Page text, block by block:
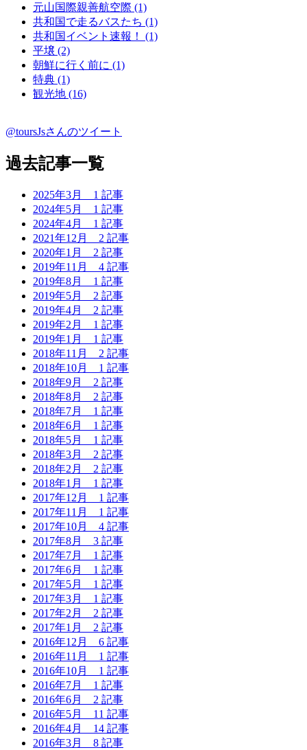
元山国際親善航空際 (1)
共和国で走るバスたち (1)
共和国イベント速報！ (1)
平壌 (2)
朝鮮に行く前に (1)
特典 (1)
観光地 (16)
@toursJsさんのツイート
過去記事一覧
2025年3月 1 記事
2024年5月 1 記事
2024年4月 1 記事
2021年12月 2 記事
2020年1月 2 記事
2019年11月 4 記事
2019年8月 1 記事
2019年5月 2 記事
2019年4月 2 記事
2019年2月 1 記事
2019年1月 1 記事
2018年11月 2 記事
2018年10月 1 記事
2018年9月 2 記事
2018年8月 2 記事
2018年7月 1 記事
2018年6月 1 記事
2018年5月 1 記事
2018年3月 2 記事
2018年2月 2 記事
2018年1月 1 記事
2017年12月 1 記事
2017年11月 1 記事
2017年10月 4 記事
2017年8月 3 記事
2017年7月 1 記事
2017年6月 1 記事
2017年5月 1 記事
2017年3月 1 記事
2017年2月 2 記事
2017年1月 2 記事
2016年12月 6 記事
2016年11月 1 記事
2016年10月 1 記事
2016年7月 1 記事
2016年6月 2 記事
2016年5月 11 記事
2016年4月 14 記事
2016年3月 8 記事